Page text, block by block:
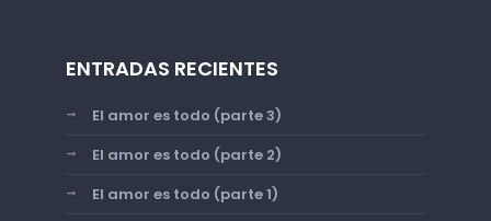
ENTRADAS RECIENTES
El amor es todo (parte 3)
El amor es todo (parte 2)
El amor es todo (parte 1)